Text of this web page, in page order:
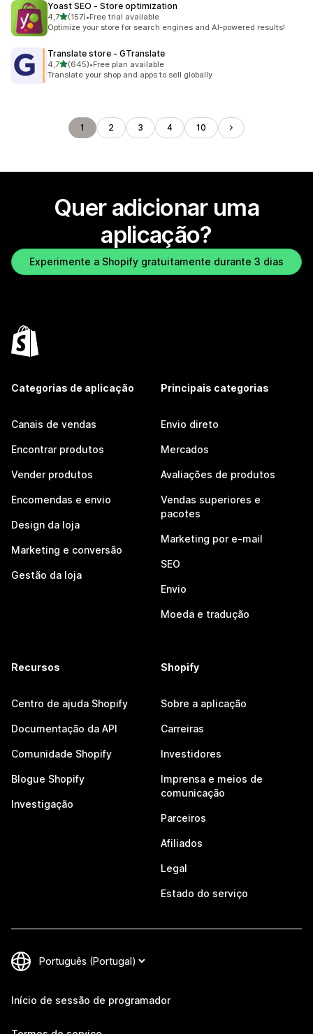
Yoast SEO ‑ Store optimization
4,7de 5 estrelas
(157)
157 total de avaliações
•Free trial available
Optimize your store for search engines and AI-powered results!
Translate store ‑ GTranslate
4,7de 5 estrelas
(645)
645 total de avaliações
•Free plan available
Translate your shop and apps to sell globally
1 2 3 4 10
Quer adicionar uma
aplicação?
Experimente a Shopify gratuitamente durante 3 dias
Categorias de aplicação
Canais de vendas
Encontrar produtos
Vender produtos
Encomendas e envio
Design da loja
Marketing e conversão
Gestão da loja
Principais categorias
Envio direto
Mercados
Avaliações de produtos
Vendas superiores e
pacotes
Marketing por e-mail
SEO
Envio
Moeda e tradução
Recursos
Centro de ajuda Shopify
Documentação da API
Comunidade Shopify
Blogue Shopify
Investigação
Shopify
Sobre a aplicação
Carreiras
Investidores
Imprensa e meios de
comunicação
Parceiros
Afiliados
Legal
Estado do serviço
Início de sessão de programador